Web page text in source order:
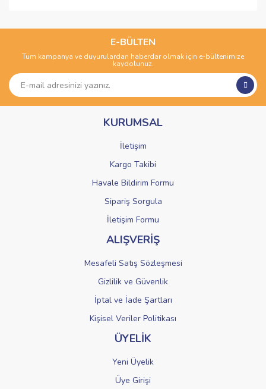
Yorum Yaz
kullanarak tarafımıza iletebilirsiniz.
Görüş ve önerileriniz için teşekkür ederiz.
Ürün açıklamasında eksik bilgiler bulunuyor.
Ürün bilgilerinde hatalar bulunuyor.
Ürün fiyatı diğer sitelerden daha pahalı.
Gönder
E-BÜLTEN
Tüm kampanya ve duyurulardan haberdar olmak için e-bültenimize
kaydolunuz.
KURUMSAL
İletişim
Kargo Takibi
Havale Bildirim Formu
Sipariş Sorgula
İletişim Formu
ALIŞVERİŞ
Mesafeli Satış Sözleşmesi
Gizlilik ve Güvenlik
İptal ve İade Şartları
Kişisel Veriler Politikası
ÜYELİK
Yeni Üyelik
Üye Girişi